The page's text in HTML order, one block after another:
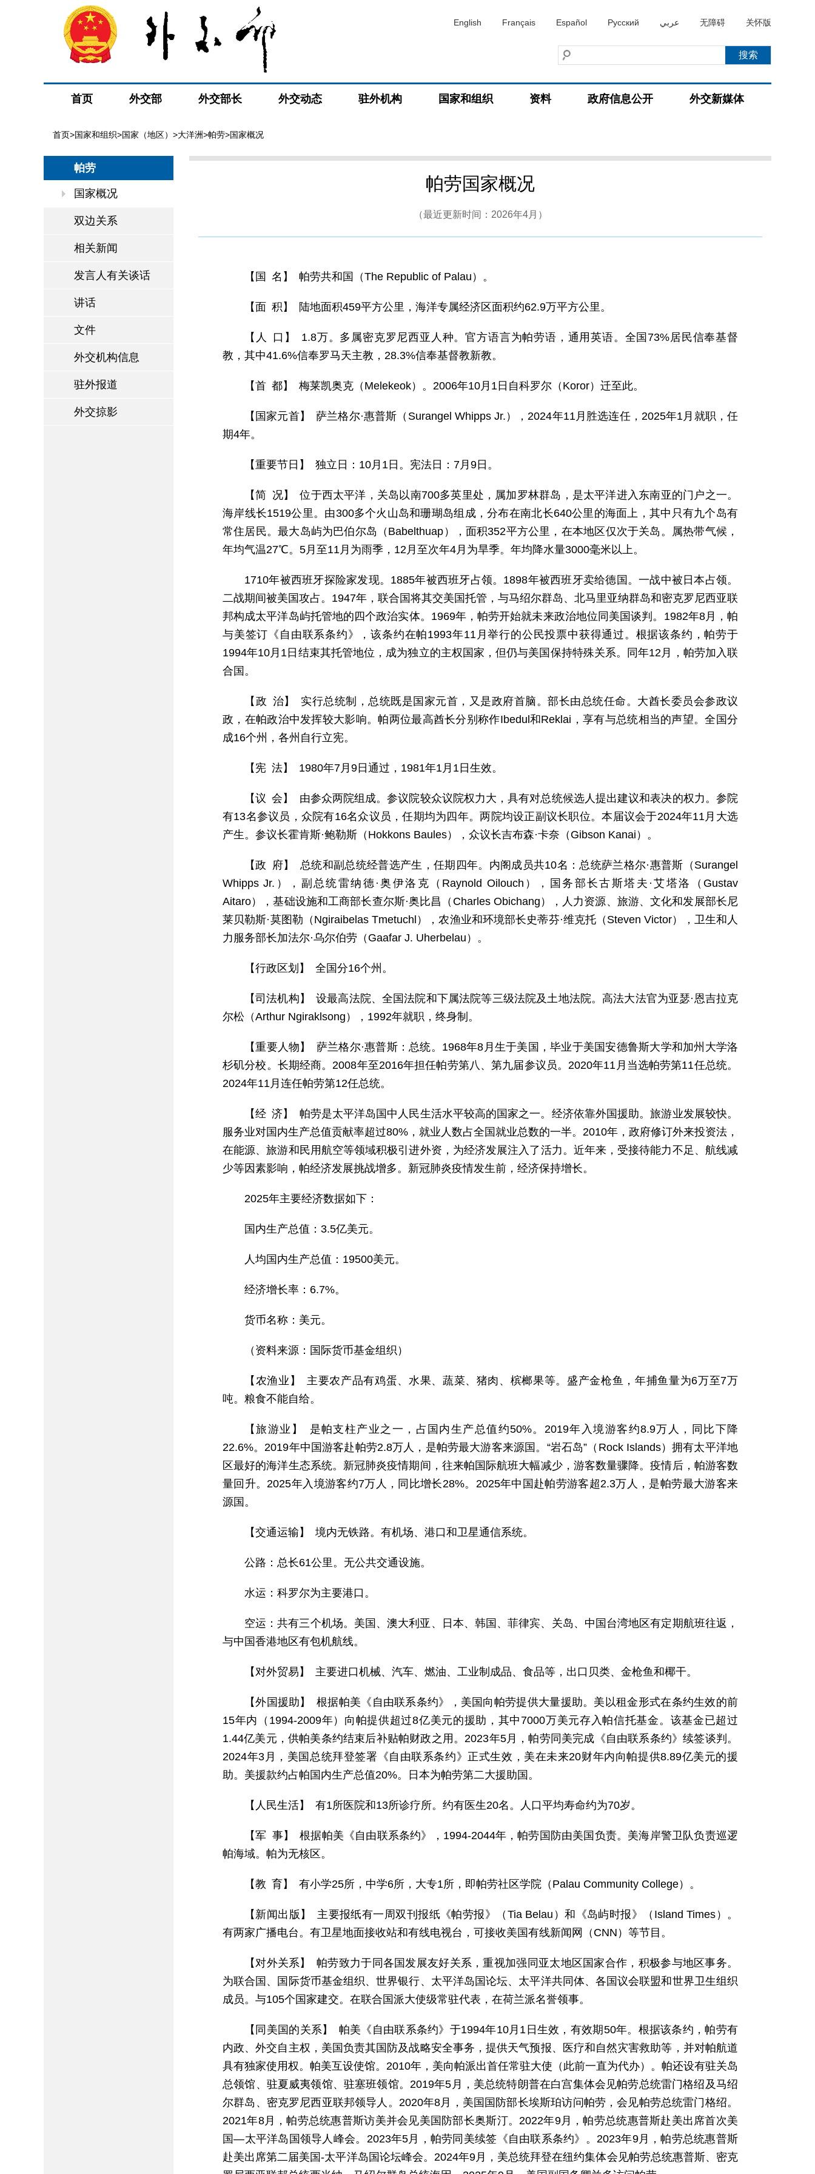
English Français Español Русский عربي 无障碍 关怀版
首页 外交部 外交部长 外交动态 驻外机构 国家和组织 资料 政府信息公开 外交新媒体
首页>国家和组织>国家（地区） >大洋洲>帕劳>国家概况
帕劳
国家概况
双边关系
相关新闻
发言人有关谈话
讲话
文件
外交机构信息
驻外报道
外交掠影
帕劳国家概况
（最近更新时间：2026年4月）
【国 名】 帕劳共和国（The Republic of Palau）。
【面 积】 陆地面积459平方公里，海洋专属经济区面积约62.9万平方公里。
【人 口】 1.8万。多属密克罗尼西亚人种。官方语言为帕劳语，通用英语。全国73%居民信奉基督
教，其中41.6%信奉罗马天主教，28.3%信奉基督教新教。
【首 都】 梅莱凯奥克（Melekeok）。2006年10月1日自科罗尔（Koror）迁至此。
【国家元首】 萨兰格尔·惠普斯（Surangel Whipps Jr.），2024年11月胜选连任，2025年1月就职，任
期4年。
【重要节日】 独立日：10月1日。宪法日：7月9日。
【简 况】 位于西太平洋，关岛以南700多英里处，属加罗林群岛，是太平洋进入东南亚的门户之一。
海岸线长1519公里。由300多个火山岛和珊瑚岛组成，分布在南北长640公里的海面上，其中只有九个岛有
常住居民。最大岛屿为巴伯尔岛（Babelthuap），面积352平方公里，在本地区仅次于关岛。属热带气候，
年均气温27℃。5月至11月为雨季，12月至次年4月为旱季。年均降水量3000毫米以上。
1710年被西班牙探险家发现。1885年被西班牙占领。1898年被西班牙卖给德国。一战中被日本占领。
二战期间被美国攻占。1947年，联合国将其交美国托管，与马绍尔群岛、北马里亚纳群岛和密克罗尼西亚联
邦构成太平洋岛屿托管地的四个政治实体。1969年，帕劳开始就未来政治地位同美国谈判。1982年8月，帕
与美签订《自由联系条约》，该条约在帕1993年11月举行的公民投票中获得通过。根据该条约，帕劳于
1994年10月1日结束其托管地位，成为独立的主权国家，但仍与美国保持特殊关系。同年12月，帕劳加入联
合国。
【政 治】 实行总统制，总统既是国家元首，又是政府首脑。部长由总统任命。大酋长委员会参政议
政，在帕政治中发挥较大影响。帕两位最高酋长分别称作Ibedul和Reklai，享有与总统相当的声望。全国分
成16个州，各州自行立宪。
【宪 法】 1980年7月9日通过，1981年1月1日生效。
【议 会】 由参众两院组成。参议院较众议院权力大，具有对总统候选人提出建议和表决的权力。参院
有13名参议员，众院有16名众议员，任期均为四年。两院均设正副议长职位。本届议会于2024年11月大选
产生。参议长霍肯斯·鲍勒斯（Hokkons Baules），众议长吉布森·卡奈（Gibson Kanai）。
【政 府】 总统和副总统经普选产生，任期四年。内阁成员共10名：总统萨兰格尔·惠普斯（Surangel
Whipps Jr.），副总统雷纳德·奥伊洛克（Raynold Oilouch），国务部长古斯塔夫·艾塔洛（Gustav
Aitaro），基础设施和工商部长查尔斯·奥比昌（Charles Obichang），人力资源、旅游、文化和发展部长尼
莱贝勒斯·莫图勒（Ngiraibelas Tmetuchl），农渔业和环境部长史蒂芬·维克托（Steven Victor），卫生和人
力服务部长加法尔·乌尔伯劳（Gaafar J. Uherbelau）。
【行政区划】 全国分16个州。
【司法机构】 设最高法院、全国法院和下属法院等三级法院及土地法院。高法大法官为亚瑟·恩吉拉克
尔松（Arthur Ngiraklsong），1992年就职，终身制。
【重要人物】 萨兰格尔·惠普斯：总统。1968年8月生于美国，毕业于美国安德鲁斯大学和加州大学洛
杉矶分校。长期经商。2008年至2016年担任帕劳第八、第九届参议员。2020年11月当选帕劳第11任总统。
2024年11月连任帕劳第12任总统。
【经 济】 帕劳是太平洋岛国中人民生活水平较高的国家之一。经济依靠外国援助。旅游业发展较快。
服务业对国内生产总值贡献率超过80%，就业人数占全国就业总数的一半。2010年，政府修订外来投资法，
在能源、旅游和民用航空等领域积极引进外资，为经济发展注入了活力。近年来，受接待能力不足、航线减
少等因素影响，帕经济发展挑战增多。新冠肺炎疫情发生前，经济保持增长。
2025年主要经济数据如下：
国内生产总值：3.5亿美元。
人均国内生产总值：19500美元。
经济增长率：6.7%。
货币名称：美元。
（资料来源：国际货币基金组织）
【农渔业】 主要农产品有鸡蛋、水果、蔬菜、猪肉、槟榔果等。盛产金枪鱼，年捕鱼量为6万至7万
吨。粮食不能自给。
【旅游业】 是帕支柱产业之一，占国内生产总值约50%。2019年入境游客约8.9万人，同比下降
22.6%。2019年中国游客赴帕劳2.8万人，是帕劳最大游客来源国。“岩石岛”（Rock Islands）拥有太平洋地
区最好的海洋生态系统。新冠肺炎疫情期间，往来帕国际航班大幅减少，游客数量骤降。疫情后，帕游客数
量回升。2025年入境游客约7万人，同比增长28%。2025年中国赴帕劳游客超2.3万人，是帕劳最大游客来
源国。
【交通运输】 境内无铁路。有机场、港口和卫星通信系统。
公路：总长61公里。无公共交通设施。
水运：科罗尔为主要港口。
空运：共有三个机场。美国、澳大利亚、日本、韩国、菲律宾、关岛、中国台湾地区有定期航班往返，
与中国香港地区有包机航线。
【对外贸易】 主要进口机械、汽车、燃油、工业制成品、食品等，出口贝类、金枪鱼和椰干。
【外国援助】 根据帕美《自由联系条约》，美国向帕劳提供大量援助。美以租金形式在条约生效的前
15年内（1994-2009年）向帕提供超过8亿美元的援助，其中7000万美元存入帕信托基金。该基金已超过
1.44亿美元，供帕美条约结束后补贴帕财政之用。2023年5月，帕劳同美完成《自由联系条约》续签谈判。
2024年3月，美国总统拜登签署《自由联系条约》正式生效，美在未来20财年内向帕提供8.89亿美元的援
助。美援款约占帕国内生产总值20%。日本为帕劳第二大援助国。
【人民生活】 有1所医院和13所诊疗所。约有医生20名。人口平均寿命约为70岁。
【军 事】 根据帕美《自由联系条约》，1994-2044年，帕劳国防由美国负责。美海岸警卫队负责巡逻
帕海域。帕为无核区。
【教 育】 有小学25所，中学6所，大专1所，即帕劳社区学院（Palau Community College）。
【新闻出版】 主要报纸有一周双刊报纸《帕劳报》（Tia Belau）和《岛屿时报》（Island Times）。
有两家广播电台。有卫星地面接收站和有线电视台，可接收美国有线新闻网（CNN）等节目。
【对外关系】 帕劳致力于同各国发展友好关系，重视加强同亚太地区国家合作，积极参与地区事务。
为联合国、国际货币基金组织、世界银行、太平洋岛国论坛、太平洋共同体、各国议会联盟和世界卫生组织
成员。与105个国家建交。在联合国派大使级常驻代表，在荷兰派名誉领事。
【同美国的关系】 帕美《自由联系条约》于1994年10月1日生效，有效期50年。根据该条约，帕劳有
内政、外交自主权，美国负责其国防及战略安全事务，提供天气预报、医疗和自然灾害救助等，并对帕航道
具有独家使用权。帕美互设使馆。2010年，美向帕派出首任常驻大使（此前一直为代办）。帕还设有驻关岛
总领馆、驻夏威夷领馆、驻塞班领馆。2019年5月，美总统特朗普在白宫集体会见帕劳总统雷门格绍及马绍
尔群岛、密克罗尼西亚联邦领导人。2020年8月，美国国防部长埃斯珀访问帕劳，会见帕劳总统雷门格绍。
2021年8月，帕劳总统惠普斯访美并会见美国防部长奥斯汀。2022年9月，帕劳总统惠普斯赴美出席首次美
国—太平洋岛国领导人峰会。2023年5月，帕劳同美续签《自由联系条约》。2023年9月，帕劳总统惠普斯
赴美出席第二届美国-太平洋岛国论坛峰会。2024年9月，美总统拜登在纽约集体会见帕劳总统惠普斯、密克